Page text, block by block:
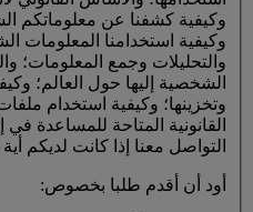
وكيفية كشفنا عن معلوماتكم
وكيفية استخدامنا المعلومات
والتحليلات وجمع المعلومات؛
الشخصية إليها حول العالم؛
وتخزينها؛ وكيفية استخدام
القانونية المتاحة للمساعدة
التواصل معنا إذا كانت لديكم
أود أن أقدم طلبا بخصوص: